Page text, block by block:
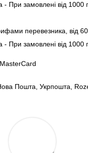
- При замовлені від 1000
перевезника, від 60
- При замовлені від 1000
Пошта, Укрпошта,